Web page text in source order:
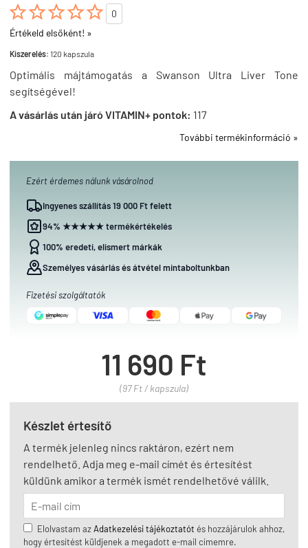

0
Értékeld elsőként! »
Kiszerelés: 120 kapszula
Optimális májtámogatás a Swanson Ultra Liver Tone
segítségével!
A vásárlás után járó VITAMIN+ pontok: 117
További termékinformáció »
Ezért érdemes nálunk vásárolnod
Ingyenes szállítás 19 000 Ft felett
94% ★★★★★ termékértékelés
100% eredeti, elismert márkák
Személyes vásárlás és átvétel mintaboltunkban
Fizetési szolgáltatók
11 690 Ft
(97 Ft / kapszula)
Készlet értesítő
A termék jelenleg nincs raktáron, ezért nem
rendelhető. Adja meg e-mail címét és értesítést
küldünk amikor a termék ismét rendelhetővé válilk.
Elolvastam azAdatkezelési tájékoztatót és hozzájárulok ahhoz,
hogy értesítést küldjenek a megadott e-mail címemre.